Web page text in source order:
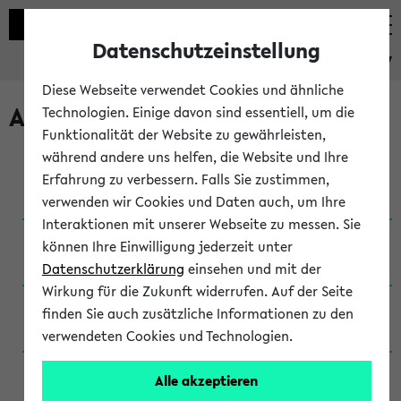
eKVV
Archivierte Studiengänge
Anglistik: British and American Studies / B.A.
(Einschreibung bis WiSe 16/17)
Anglistik: British and American Studies / B.A.
(Einschreibung bis SoSe 2015)
Anglistik: British and American Studies / B.A.
(Einschreibung bis SoSe 2013)
Anglistik: British and American Studies / Ba
(Einschreibung bis SoSe 2011)
Datenschutzeinstellung
Diese Webseite verwendet Cookies und ähnliche
Technologien. Einige davon sind essentiell, um die
Funktionalität der Website zu gewährleisten,
während andere uns helfen, die Website und Ihre
Erfahrung zu verbessern. Falls Sie zustimmen,
verwenden wir Cookies und Daten auch, um Ihre
Interaktionen mit unserer Webseite zu messen. Sie
können Ihre Einwilligung jederzeit unter
Datenschutzerklärung einsehen und mit der
Wirkung für die Zukunft widerrufen. Auf der Seite
finden Sie auch zusätzliche Informationen zu den
verwendeten Cookies und Technologien.
Alle akzeptieren